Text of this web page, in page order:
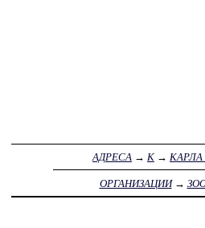
АДРЕСА → К →
ОРГАНИЗАЦИИ→